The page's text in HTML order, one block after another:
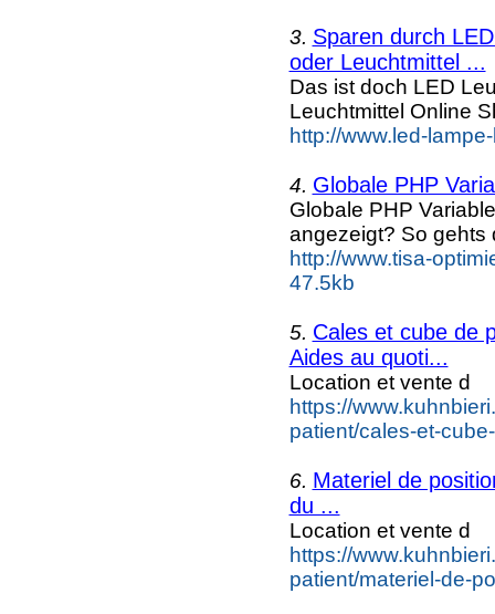
3. Sparen durch
oder Leuchtmittel ...
Das ist doch LED
Leuchtmittel Online
http://www.led-
4. Globale PHP
Globale PHP
angezeigt? So gehts
http://www.tisa-
47.5kb
5. Cales et cube de
Aides au quoti...
Location et vente d
https://
patient/cales-et-
6. Materiel de
du ...
Location et vente d
https://
patient/materiel-de-